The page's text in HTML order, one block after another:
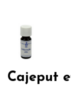
Cajeput